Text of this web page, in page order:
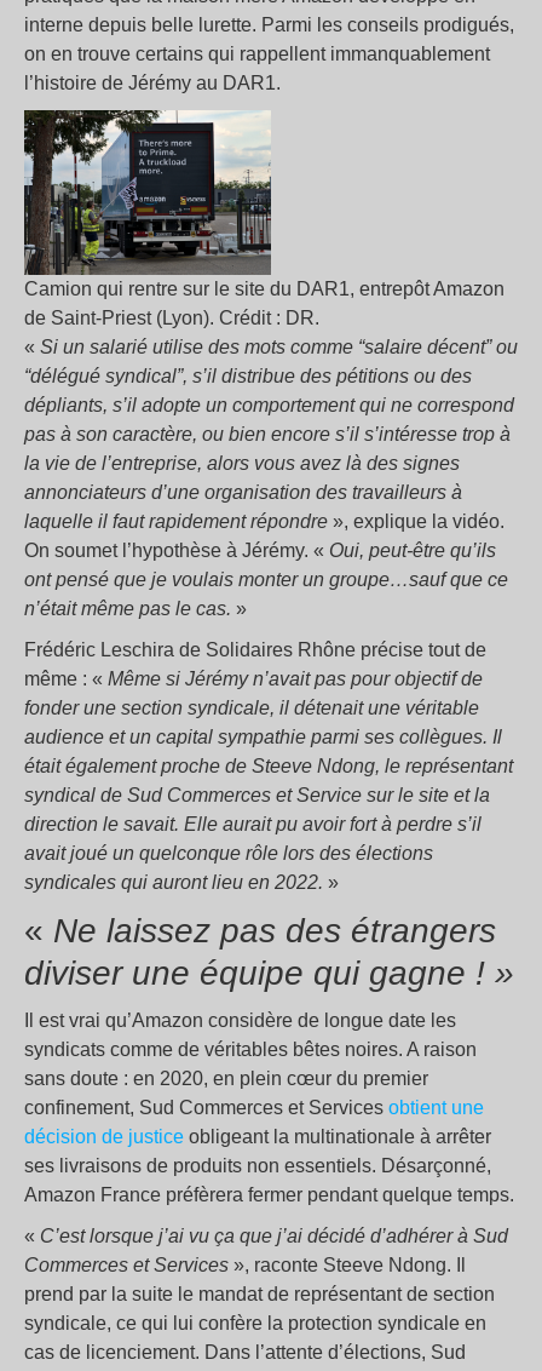
interne depuis belle lurette. Parmi les conseils prodigués,
on en trouve certains qui rappellent immanquablement
l’histoire de Jérémy au DAR1.
Camion qui rentre sur le site du DAR1, entrepôt Amazon
de Saint-Priest (Lyon). Crédit : DR.
« Si un salarié utilise des mots comme “salaire décent” ou
“délégué syndical”, s’il distribue des pétitions ou des
dépliants, s’il adopte un comportement qui ne correspond
pas à son caractère, ou bien encore s’il s’intéresse trop à
la vie de l’entreprise, alors vous avez là des signes
annonciateurs d’une organisation des travailleurs à
laquelle il faut rapidement répondre », explique la vidéo.
On soumet l’hypothèse à Jérémy. « Oui, peut-être qu’ils
ont pensé que je voulais monter un groupe…sauf que ce
n’était même pas le cas. »
Frédéric Leschira de Solidaires Rhône précise tout de
même : « Même si Jérémy n’avait pas pour objectif de
fonder une section syndicale, il détenait une véritable
audience et un capital sympathie parmi ses collègues. Il
était également proche de Steeve Ndong, le représentant
syndical de Sud Commerces et Service sur le site et la
direction le savait. Elle aurait pu avoir fort à perdre s’il
avait joué un quelconque rôle lors des élections
syndicales qui auront lieu en 2022. »
« Ne laissez pas des étrangers
diviser une équipe qui gagne ! »
Il est vrai qu’Amazon considère de longue date les
syndicats comme de véritables bêtes noires. A raison
sans doute : en 2020, en plein cœur du premier
confinement, Sud Commerces et Services obtient une
décision de justice obligeant la multinationale à arrêter
ses livraisons de produits non essentiels. Désarçonné,
Amazon France préfèrera fermer pendant quelque temps.
« C’est lorsque j’ai vu ça que j’ai décidé d’adhérer à Sud
Commerces et Services », raconte Steeve Ndong. Il
prend par la suite le mandat de représentant de section
syndicale, ce qui lui confère la protection syndicale en
cas de licenciement. Dans l’attente d’élections, Sud